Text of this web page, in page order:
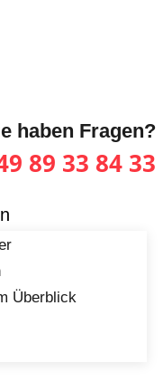
haben Fragen?
89 33 84 33
Überblick